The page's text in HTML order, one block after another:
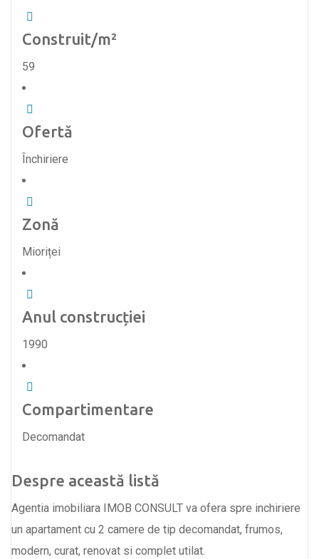
Construit/m²
59
Ofertă
Închiriere
Zonă
Mioriței
Anul construcției
1990
Compartimentare
Decomandat
Despre această listă
Agentia imobiliara IMOB CONSULT va ofera spre inchiriere
un apartament cu 2 camere de tip decomandat, frumos,
modern, curat, renovat si complet utilat.